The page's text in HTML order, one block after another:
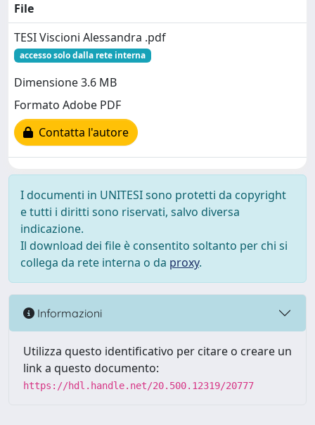
File
TESI Viscioni Alessandra .pdf
accesso solo dalla rete interna
Dimensione 3.6 MB
Formato Adobe PDF
Contatta l'autore
I documenti in UNITESI sono protetti da copyright
e tutti i diritti sono riservati, salvo diversa
indicazione.
Il download dei file è consentito soltanto per chi si
collega da rete interna o da proxy.
Informazioni
Utilizza questo identificativo per citare o creare un
link a questo documento:
https://hdl.handle.net/20.500.12319/20777